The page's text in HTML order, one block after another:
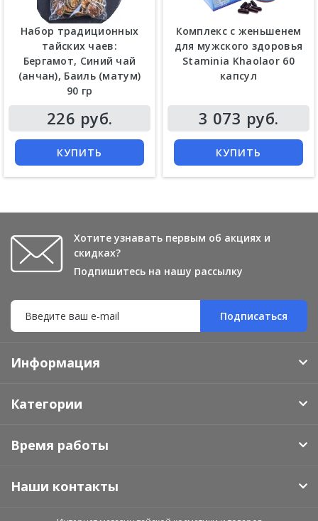
Набор традиционных
тайских чаев:
Бергамот, Синий чай
(анчан), Баиль (матум)
90 гр
226 руб.
КУПИТЬ
Комплекс с женьшенем
для мужского здоровья
Staminia Khaolaor 60
капсул
3 073 руб.
КУПИТЬ
Хотите узнавать первым об акциях и
скидках?
Подпишитесь на нашу рассылку
Подписаться
Информация
Категории
Время работы
Наши контакты